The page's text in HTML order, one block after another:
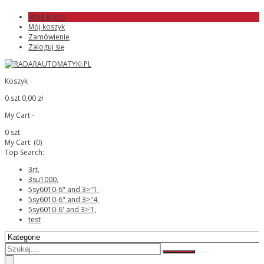
Moje konto
Mój koszyk
Zamówienie
Zaloguj się
Koszyk
0 szt 0,00 zł
My Cart -
0 szt
My Cart: (0)
Top Search:
3rt,
3su1000,
5sy6010-6" and 3>"1,
5sy6010-6" and 3>"4,
5sy6010-6' and 3>'1,
test